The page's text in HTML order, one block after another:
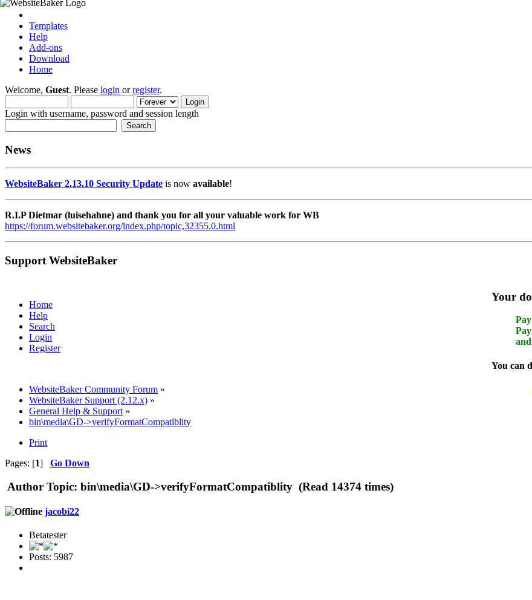
Templates
Help
Add-ons
Download
Home
Welcome, Guest. Please login orregister.
Login with username, password and session length
News
WebsiteBaker 2.13.10 Security Update is now available!
R.I.P Dietmar (luisehahne) and thank you for all your valuable work for WB
https://forum.websitebaker.org/index.php/topic,32355.0.html
Support WebsiteBaker
Your
You can
Home
Help
Search
Login
Register
WebsiteBaker Community Forum »
WebsiteBaker Support (2.12.x) »
General Help & Support »
bin\media\GD->verifyFormatCompatiblity
Print
Pages: [1] Go Down
Author Topic: bin\media\GD->verifyFormatCompatiblity (Read 14374 times)
jacobi22
Betatester
Posts: 5987